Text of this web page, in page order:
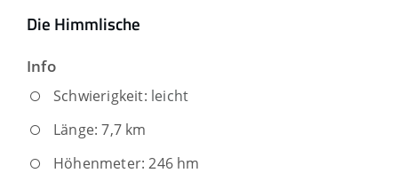
Die Himmlische
Info
Schwierigkeit: leicht
Länge: 7,7 km
Höhenmeter: 246 hm